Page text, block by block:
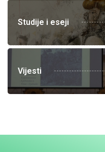
Studije i eseji
Vijesti